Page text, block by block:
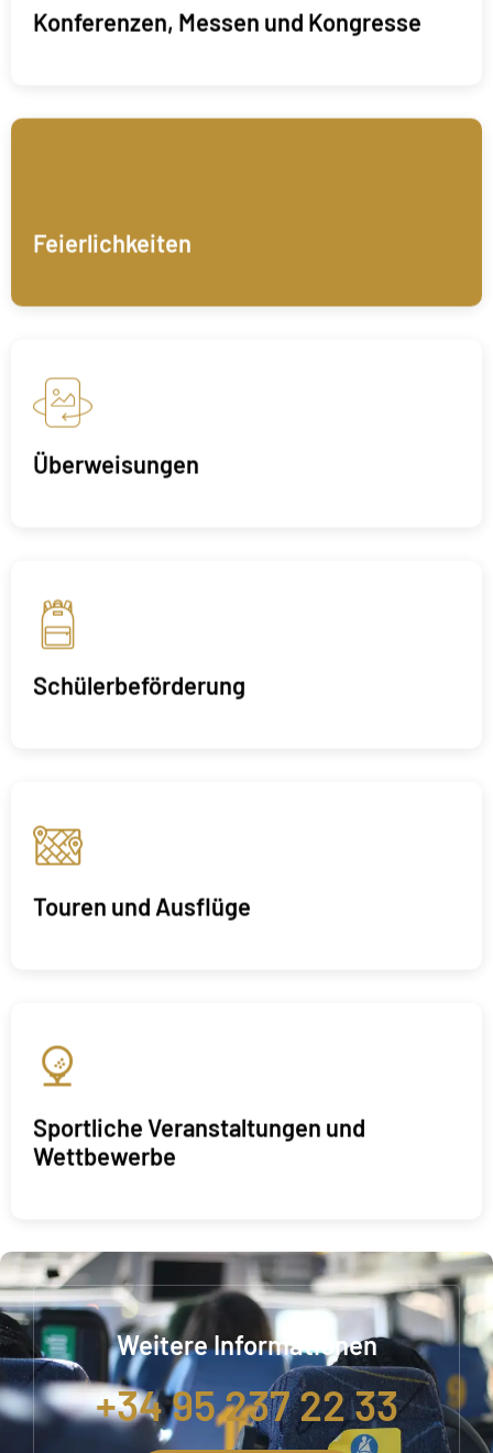
Konferenzen, Messen und Kongresse
Feierlichkeiten
Überweisungen
Schülerbeförderung
Touren und Ausflüge
Sportliche Veranstaltungen und
Wettbewerbe
Weitere Informationen
+34 95 237 22 33